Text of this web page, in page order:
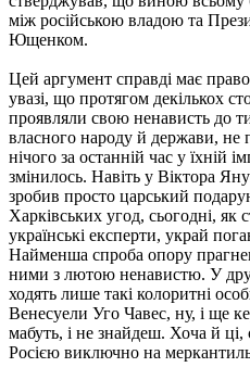
між російською владою та
Ющенком.
Цей аргумент справді має
увазі, що протягом декількох
проявляли свою ненависть до
власного народу й держави, не
нічого за останній час у їхній
змінилось. Навіть у Віктора
зробив просто царський
Харківських угод, сьогодні, як
українські експерти, украй
Найменша спроба опору
ними з лютою ненавистю. У
ходять лише такі колоритні
Венесуели Уго Чавес, ну, і ще
мабуть, і не знайдеш. Хоча й ці,
Росією виключно на